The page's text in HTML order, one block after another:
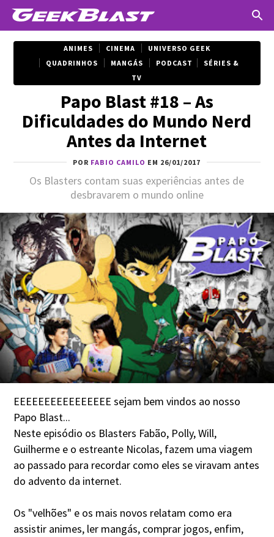
ANIMES CINEMA
UNIVERSO GEEK
QUADRINHOS
MANGÁS PODCAST
SÉRIES &
TV
Papo Blast #18 – As
Dificuldades do Mundo Nerd
Antes da Internet
POR FABIO CAMILO EM 26/01/2017
Os Blasters contam suas experiências antes de
desbravarem o mundo online
EEEEEEEEEEEEEEEE sejam bem vindos ao nosso
Papo Blast...
Neste episódio os Blasters Fabão, Polly, Will,
Guilherme e o estreante Nicolas, fazem uma viagem
ao passado para recordar como eles se viravam antes
do advento da internet.
Os "velhões" e os mais novos relatam como era
assistir animes, ler mangás, comprar jogos, enfim,